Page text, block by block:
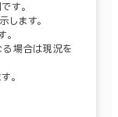
す。
ます。
る場合は現況を
。